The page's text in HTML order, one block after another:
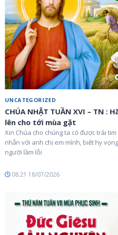
UNCATEGORIZED
CHÚA NHẬT TUẦN XVI – TN :
lên cho tới mùa gặt
Xin Chúa cho chúng ta có được trái
nhẫn với anh chị em mình, biết hy
người lầm lỗi
08:21 18/07/2026